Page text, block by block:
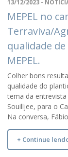
13/12/2023 -
MEPEL no
Terraviva/
qualidade
MEPEL.
Colher bons
qualidade do
tema da entrevista
Souilljee, para o
Na conversa,
+ Continue